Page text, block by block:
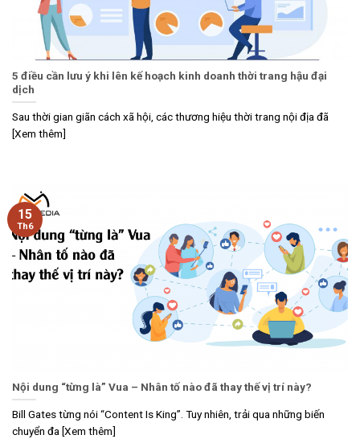
5 điều cần lưu ý khi lên kế hoạch kinh doanh thời trang hậu đại
dịch
Sau thời gian giãn cách xã hội, các thương hiệu thời trang nội địa đã
[Xem thêm]
Nội dung “từng là” Vua – Nhân tố nào đã thay thế vị trí này?
Bill Gates từng nói “Content Is King”. Tuy nhiên, trải qua những biến
chuyển đa [Xem thêm]
15
Th6